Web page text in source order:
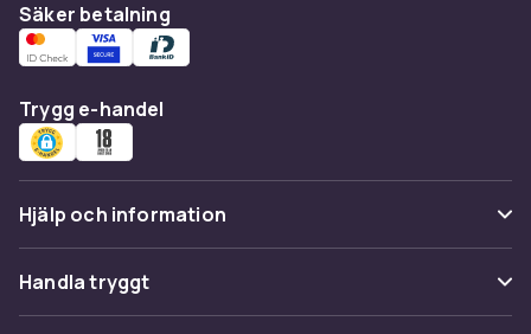
Säker betalning
Trygg e-handel
Hjälp och information
Vanliga frågor
Spåra paket
Handla tryggt